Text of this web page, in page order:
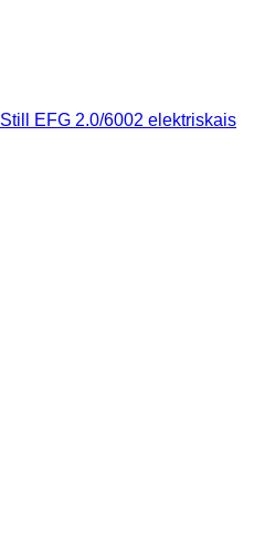
Still EFG 2.0/6002 elektriskais